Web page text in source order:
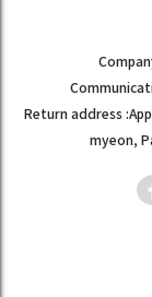
Return address
myeon,